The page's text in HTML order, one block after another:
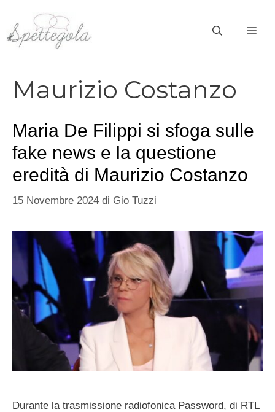
contenuto
Maurizio Costanzo
Maria De Filippi si sfoga sulle
fake news e la questione
eredità di Maurizio Costanzo
15 Novembre 2024 di Gio Tuzzi
Durante la trasmissione radiofonica Password, di RTL